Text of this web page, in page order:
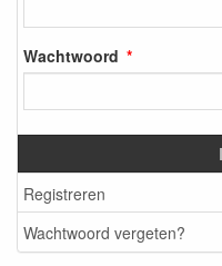
Wachtwoord
Registreren
Wachtwoord vergeten?